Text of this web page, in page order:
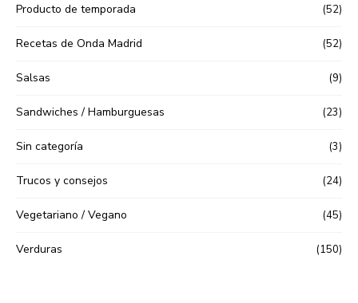
Producto de temporada (52)
Recetas de Onda Madrid (52)
Salsas (9)
Sandwiches / Hamburguesas (23)
Sin categoría (3)
Trucos y consejos (24)
Vegetariano / Vegano (45)
Verduras (150)